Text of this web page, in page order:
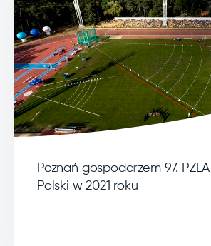
Poznań gospodarzem 97.
Polski w 2021 roku